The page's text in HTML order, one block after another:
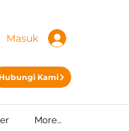
Masuk
Hubungi Kami
More...